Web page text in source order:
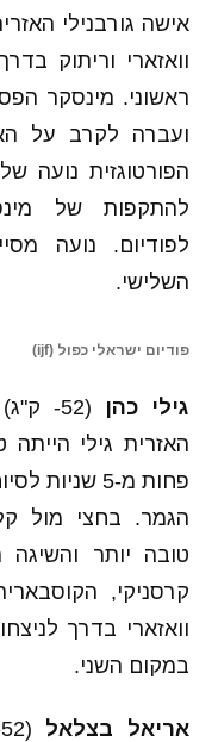
אישה גורבנילי
וואזארי וריתוק
ראשוני. מינסקר
ועברה לקרב על
הפורטוגזית נועה
להתקפות של
לפודיום. נועה
השלישי.
פודיום ישראלי כפול (ijf)
גילי כהן
(52-
האזרית גילי
פחות מ-5
הגמר. בחצי מול
טובה יותר
וואזארי בדרך
במקום השני.
אריאל בצלאל